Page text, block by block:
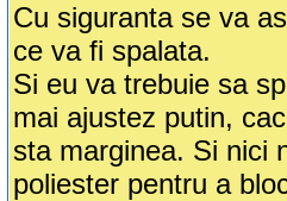
Cu siguranta se va
ce va fi spalata.
Si eu va trebuie sa
mai ajustez putin,
sta marginea. Si nici
poliester pentru a